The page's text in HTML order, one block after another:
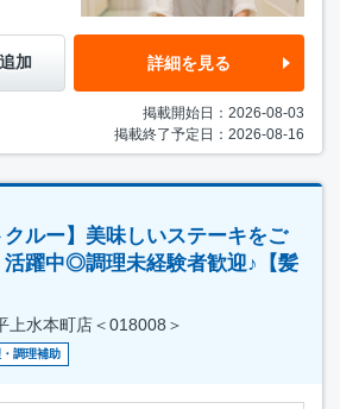
加 詳細を見る
掲載開始日：2026-08-03
掲載終了予定日：2026-08-16
クルー】美味しいステーキをご
活躍中◎調理未経験者歓迎♪【髪
水本町店＜018008＞
調理補助